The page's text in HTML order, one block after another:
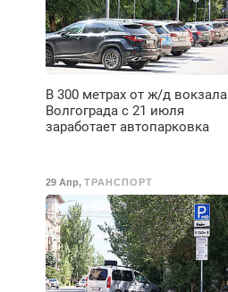
В 300 метрах от ж/д вокзала
Волгограда с 21 июля
заработает автопарковка
29 Апр,ТРАНСПОРТ